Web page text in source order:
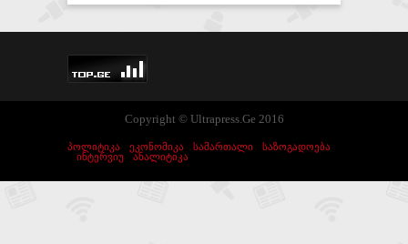
Copyright © Ultrapress.Ge 2016
ᲞᲝᲚᲘᲢᲘᲙᲐ ᲔᲙᲝᲜᲝᲛᲘᲙᲐ ᲡᲐᲛᲐᲠᲗᲐᲚᲘ
ᲡᲐᲖᲝᲒᲐᲓᲝᲔᲑᲐ
ᲘᲜᲢᲔᲠᲕᲘᲣ
ᲐᲜᲐᲚᲘᲢᲘᲙᲐ